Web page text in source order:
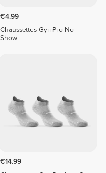
€4.99
Chaussettes GymPro No-
Show
€14.99